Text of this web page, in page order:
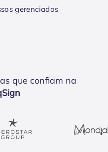
gerenciados
que confiam na